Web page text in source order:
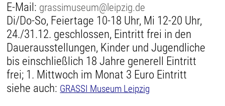
E-Mail: grassimuseum@leipzig.de
Di/Do-So, Feiertage 10-18 Uhr, Mi 12-20 Uhr,
24./31.12. geschlossen, Eintritt frei in den
Dauerausstellungen, Kinder und Jugendliche
bis einschließlich 18 Jahre generell Eintritt
frei; 1. Mittwoch im Monat 3 Euro Eintritt
siehe auch: GRASSI Museum Leipzig